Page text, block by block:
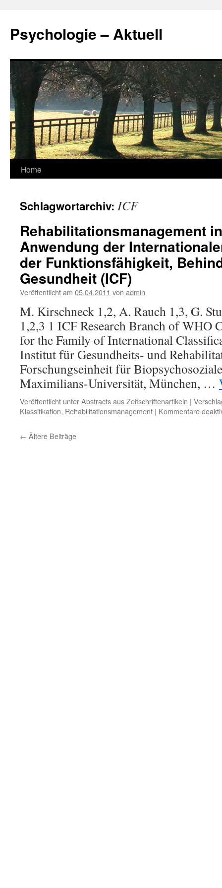
springen
Psychologie – Aktuell
Home
Schlagwortarchiv: ICF
Rehabilitationsmanagement
Anwendung der
der Funktionsfähigkeit,
Gesundheit (ICF)
Veröffentlicht am 05.04.2011 von admin
M. Kirschneck 1,2, A. Rauch 1,3, G.
1,2,3 1 ICF Research Branch of WHO
for the Family of International
Institut für Gesundheits- und
Forschungseinheit für
Maximilians-Universität, München, …
Veröffentlicht unterAbstracts aus Zeitschriftenartikeln |
Klassifikation, Rehabilitationsmanagement | Kommentare
← Ältere Beiträge